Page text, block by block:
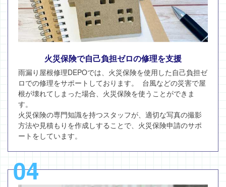
火災保険で自己負担ゼロの修理を支援
雨漏り屋根修理DEPOでは、火災保険を使用した自己負担ゼ
ロでの修理をサポートしております。 台風などの災害で屋
根が壊れてしまった場合、火災保険を使うことができま
す。
火災保険の専門知識を持つスタッフが、適切な写真の撮影
方法や見積もりを作成しすることで、火災保険申請のサポ
ートをしています。
04